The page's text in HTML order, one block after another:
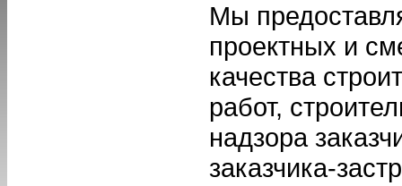
Мы
проектных и
качества
работ,
надзора
заказчика-